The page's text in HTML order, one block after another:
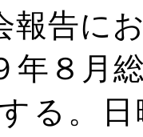
告に
年８月
る。